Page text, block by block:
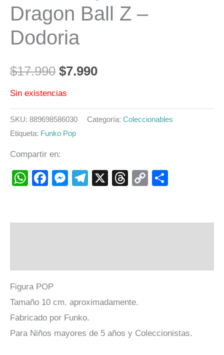
Dragon Ball Z –
Dodoria
$17.990 $7.990
Sin existencias
SKU: 889698586030 Categoría: Coleccionables
Etiqueta: Funko Pop
Compartir en:
WhatsApp
Facebook
Messenger
Telegram
X Threads
Copy
Figura POP
Tamaño 10 cm. aproximadamente.
Fabricado por Funko.
Para Niños mayores de 5 años y Coleccionistas.